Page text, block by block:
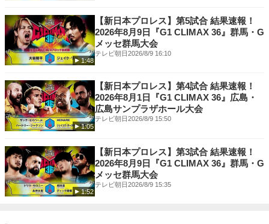
1:48
【新日本プロレス】第5試合 結果速報！
2026年8月9日『G1 CLIMAX 36』群馬・G
メッセ群馬大会
テレビ朝日2026/8/9 16:10
1:05
【新日本プロレス】第4試合 結果速報！
2026年8月1日『G1 CLIMAX 36』広島・
広島サンプラザホール大会
テレビ朝日2026/8/9 15:50
1:52
【新日本プロレス】第3試合 結果速報！
2026年8月9日『G1 CLIMAX 36』群馬・G
メッセ群馬大会
テレビ朝日2026/8/9 15:35